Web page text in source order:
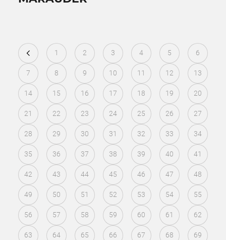
1 2 3 4 5 6
7 8 9 10 11 12 13
14 15 16 17 18 19 20
21 22 23 24 25 26 27
28 29 30 31 32 33 34
35 36 37 38 39 40 41
42 43 44 45 46 47 48
49 50 51 52 53 54 55
56 57 58 59 60 61 62
63 64 65 66 67 68 69